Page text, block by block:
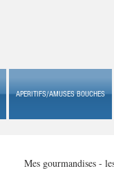
APERITIFS/AMUSES BOUCHES
Mes gourmandises -